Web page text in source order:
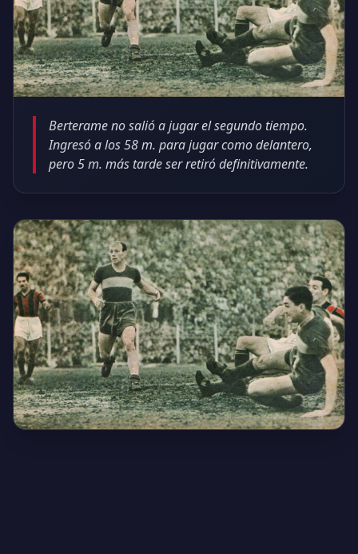
Berterame no salió a jugar el segundo tiempo.
Ingresó a los 58 m. para jugar como delantero,
pero 5 m. más tarde ser retiró definitivamente.